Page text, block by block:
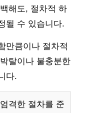
해도, 절차적 하
될 수 있습니다.
만큼이나 절차적
탈이나 불충분한
다.
격한 절차를 준